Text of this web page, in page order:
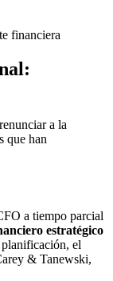
financiera
a la
que han
a tiempo parcial
estratégico
el
& Tanewski,